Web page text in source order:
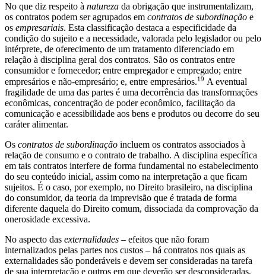
No que diz respeito à natureza da obrigação que instrumentalizam,
os contratos podem ser agrupados em contratos de subordinação e
os empresariais. Esta classificação destaca a especificidade da
condição do sujeito e a necessidade, valorada pelo legislador ou pelo
intérprete, de oferecimento de um tratamento diferenciado em
relação à disciplina geral dos contratos. São os contratos entre
consumidor e fornecedor; entre empregador e empregado; entre
empresários e não-empresário; e, entre empresários.19 A eventual
fragilidade de uma das partes é uma decorrência das transformações
econômicas, concentração de poder econômico, facilitação da
comunicação e acessibilidade aos bens e produtos ou decorre do seu
caráter alimentar.
Os contratos de subordinação incluem os contratos associados à
relação de consumo e o contrato de trabalho. A disciplina específica
em tais contratos interfere de forma fundamental no estabelecimento
do seu conteúdo inicial, assim como na interpretação a que ficam
sujeitos. É o caso, por exemplo, no Direito brasileiro, na disciplina
do consumidor, da teoria da imprevisão que é tratada de forma
diferente daquela do Direito comum, dissociada da comprovação da
onerosidade excessiva.
No aspecto das externalidades – efeitos que não foram
internalizados pelas partes nos custos – há contratos nos quais as
externalidades são ponderáveis e devem ser consideradas na tarefa
de sua interpretação e outros em que deverão ser desconsideradas,